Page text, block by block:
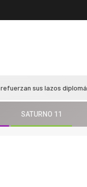
sus lazos diplomáticos y
SATURNO 11